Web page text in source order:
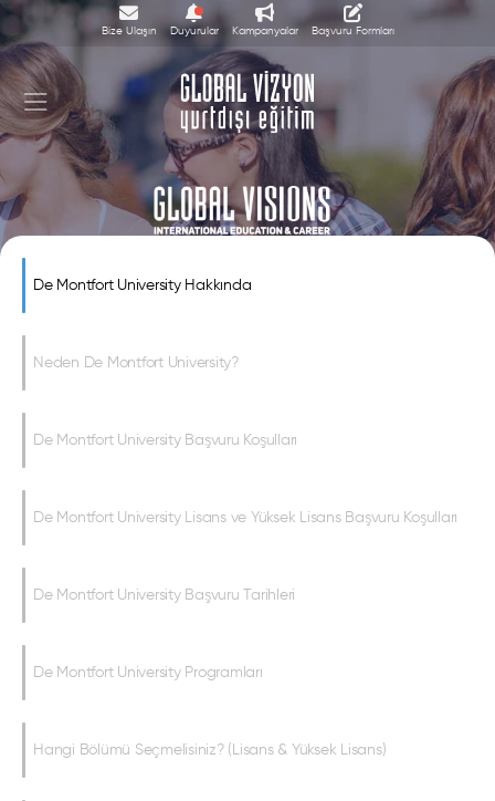
Bize Ulaşın Duyurular Kampanyalar Başvuru Formları
De Montfort University Hakkında
Neden De Montfort University?
De Montfort University Başvuru Koşulları
De Montfort University Lisans ve Yüksek Lisans Başvuru Koşulları
De Montfort University Başvuru Tarihleri
De Montfort University Programları
Hangi Bölümü Seçmelisiniz? (Lisans & Yüksek Lisans)